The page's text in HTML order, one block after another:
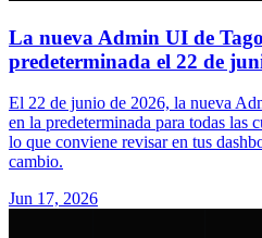
La nueva Admin UI de
predeterminada el 22 de
El 22 de junio de 2026, la nueva
en la predeterminada para todas las
lo que conviene revisar en tus
cambio.
Jun 17, 2026